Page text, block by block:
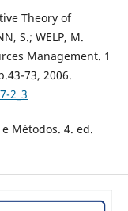
Theory of
S.; WELP, M.
Management. 1
73, 2006.
2_3
Métodos. 4. ed.